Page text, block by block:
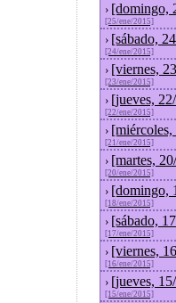
› [domingo,
[25/ene/2015]
› [sábado,
[24/ene/2015]
› [viernes,
[23/ene/2015]
› [jueves,
[22/ene/2015]
›
[21/ene/2015]
› [martes,
[20/ene/2015]
› [domingo,
[18/ene/2015]
› [sábado,
[17/ene/2015]
› [viernes,
[16/ene/2015]
› [jueves,
[15/ene/2015]